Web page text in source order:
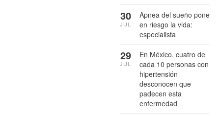
Apnea del sueño pone
en riesgo la vida:
especialista
30
JUL
En México, cuatro de
cada 10 personas con
hipertensión
desconocen que
padecen esta
enfermedad
29
JUL